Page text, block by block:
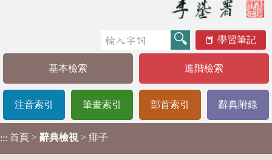
學習筆記
基本檢索 進階檢索
注音索引 筆畫索引 部首索引 辭典附錄
::: 首頁 > 辭典檢視 > 痱子